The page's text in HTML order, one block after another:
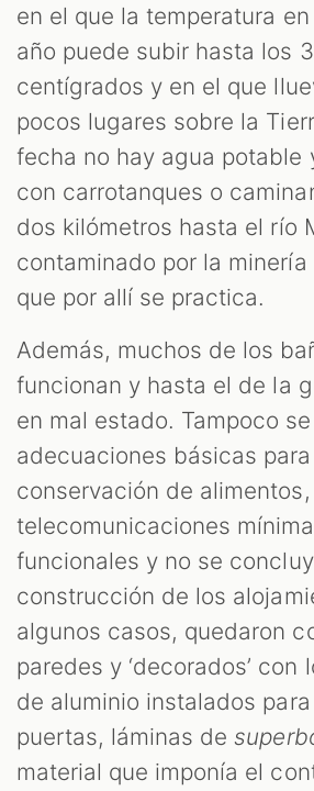
en el que la temperatura
año puede subir hasta los
centígrados y en el que
pocos lugares sobre la
fecha no hay agua potable
con carrotanques o
dos kilómetros hasta el río
contaminado por la
que por allí se practica.
Además, muchos de los
funcionan y hasta el de la
en mal estado. Tampoco
adecuaciones básicas
conservación de
telecomunicaciones
funcionales y no se
construcción de los
algunos casos, quedaron
paredes y ‘decorados’ con
de aluminio instalados
puertas, láminas de
material que imponía el